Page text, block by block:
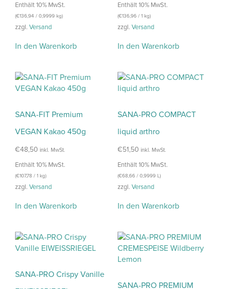
Enthält 10% MwSt.
(€136,94 / 0,9999 kg)
zzgl. Versand
In den Warenkorb
Enthält 10% MwSt.
(€136,96 / 1 kg)
zzgl. Versand
In den Warenkorb
SANA-FIT Premium
VEGAN Kakao 450g
€48,50 inkl. MwSt.
Enthält 10% MwSt.
(€107,78 / 1 kg)
zzgl. Versand
In den Warenkorb
SANA-PRO COMPACT
liquid arthro
€51,50 inkl. MwSt.
Enthält 10% MwSt.
(€68,66 / 0,9999 L)
zzgl. Versand
In den Warenkorb
SANA-PRO Crispy Vanille
SANA-PRO PREMIUM